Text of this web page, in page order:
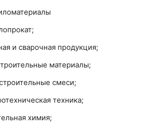
и сварочная продукция;
материалы;
смеси;
техника;
химия;